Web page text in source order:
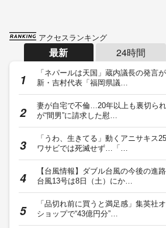
アクセスランキング
最新 24時間
「ネパールは天国」蔵内議長の発言
新・吉村代表「福岡県議…
妻が自宅で不倫…20年以上も裏切ら
が“間男”に請求した慰…
「うわ、生きてる」動くアニサキス
ワサビでは死滅せず…「…
【台風情報】ダブル台風の今後の進
台風13号は8日（土）にか…
「品切れ前に買うと満足感」集英社
ショップで“43億円分”…